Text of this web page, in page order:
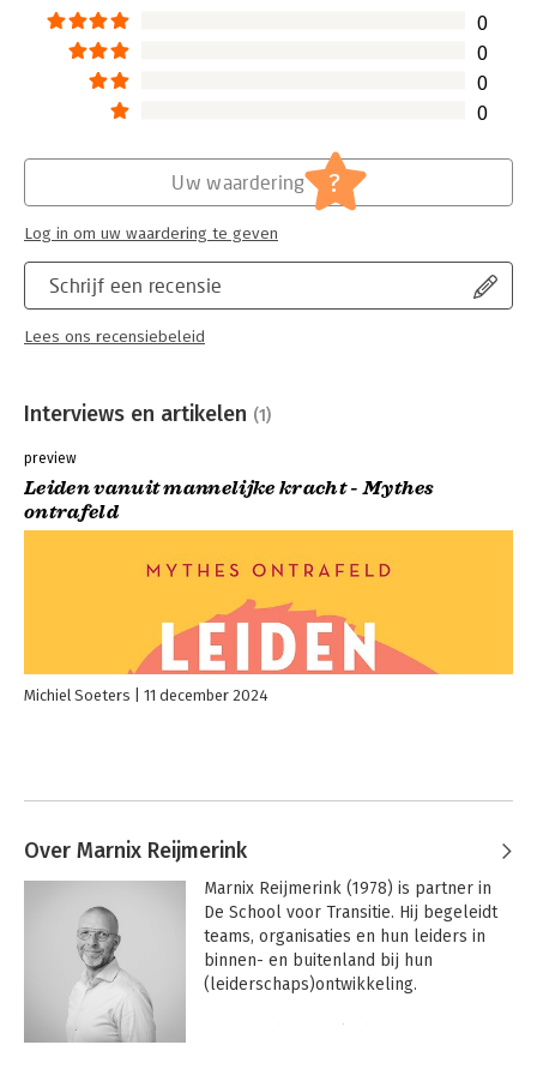
0
0
0
0
Schrijf een recensie
Lees ons recensiebeleid
Uw waardering ?
Log in om uw waardering te geven
Interviews en artikelen (1)
preview
Leiden vanuit mannelijke kracht - Mythes
ontrafeld
Michiel Soeters 11 december 2024
Over Marnix Reijmerink
Marnix Reijmerink (1978) is partner in
De School voor Transitie. Hij begeleidt
teams, organisaties en hun leiders in
binnen- en buitenland bij hun
(leiderschaps)ontwikkeling.